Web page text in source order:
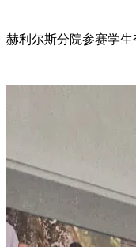
赫利尔斯分院参赛学